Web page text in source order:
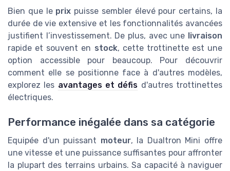
Bien que le prix puisse sembler élevé pour certains, la
durée de vie extensive et les fonctionnalités avancées
justifient l’investissement. De plus, avec une livraison
rapide et souvent en stock, cette trottinette est une
option accessible pour beaucoup. Pour découvrir
comment elle se positionne face à d'autres modèles,
explorez les avantages et défis d'autres trottinettes
électriques.
Performance inégalée dans sa catégorie
Equipée d'un puissant moteur, la Dualtron Mini offre
une vitesse et une puissance suffisantes pour affronter
la plupart des terrains urbains. Sa capacité à naviguer